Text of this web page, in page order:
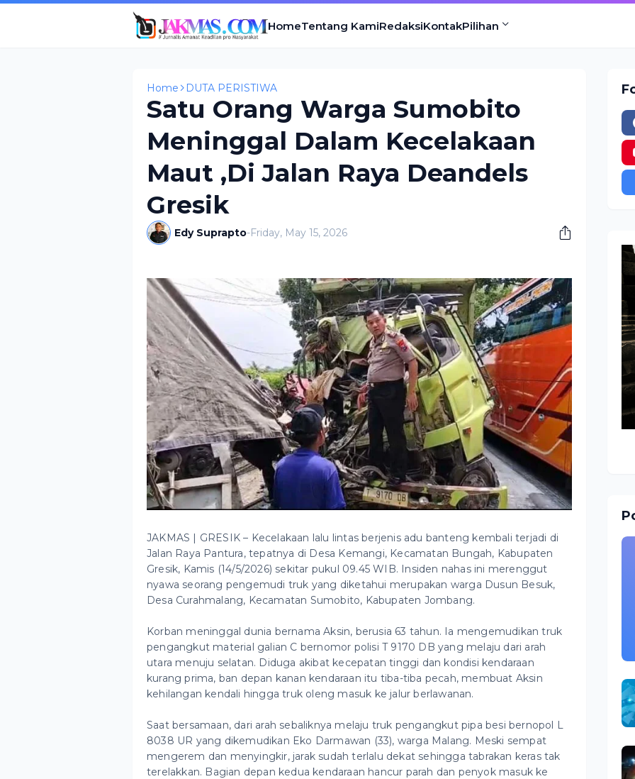
HomeTentang KamiRedaksiKontakPilihan
Home DUTA PERISTIWA
Satu Orang Warga Sumobito
Meninggal Dalam Kecelakaan
Maut ,Di Jalan Raya Deandels
Gresik
Edy Suprapto-Friday, May 15, 2026
JAKMAS | GRESIK – Kecelakaan lalu lintas berjenis adu banteng kembali terjadi di
Jalan Raya Pantura, tepatnya di Desa Kemangi, Kecamatan Bungah, Kabupaten
Gresik, Kamis (14/5/2026) sekitar pukul 09.45 WIB. Insiden nahas ini merenggut
nyawa seorang pengemudi truk yang diketahui merupakan warga Dusun Besuk,
Desa Curahmalang, Kecamatan Sumobito, Kabupaten Jombang.
Korban meninggal dunia bernama Aksin, berusia 63 tahun. Ia mengemudikan truk
pengangkut material galian C bernomor polisi T 9170 DB yang melaju dari arah
utara menuju selatan. Diduga akibat kecepatan tinggi dan kondisi kendaraan
kurang prima, ban depan kanan kendaraan itu tiba-tiba pecah, membuat Aksin
kehilangan kendali hingga truk oleng masuk ke jalur berlawanan.
Saat bersamaan, dari arah sebaliknya melaju truk pengangkut pipa besi bernopol L
8038 UR yang dikemudikan Eko Darmawan (33), warga Malang. Meski sempat
mengerem dan menyingkir, jarak sudah terlalu dekat sehingga tabrakan keras tak
terelakkan. Bagian depan kedua kendaraan hancur parah dan penyok masuk ke